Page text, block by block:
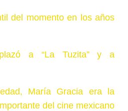
del momento en los años
a “La Tuzita” y a
María Gracia era la
del cine mexicano